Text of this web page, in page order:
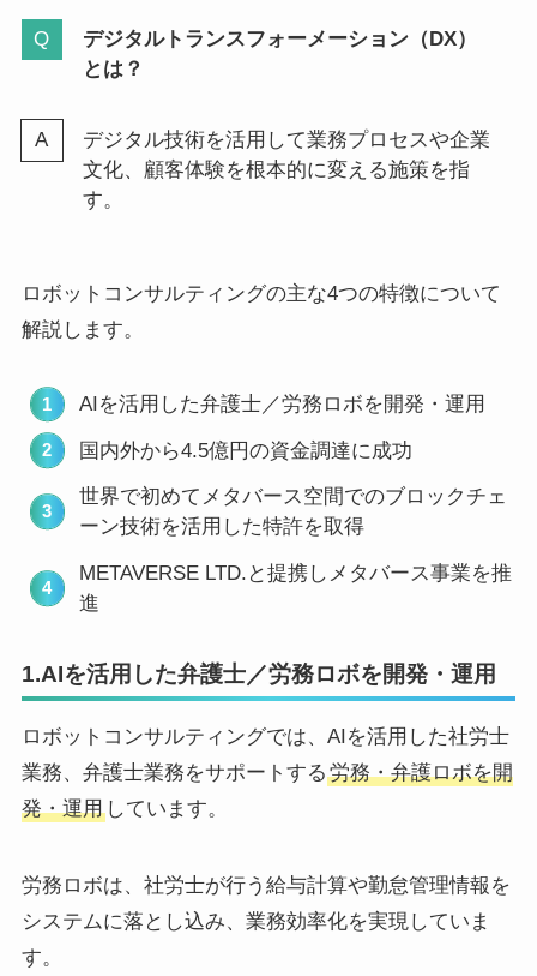
デジタルトランスフォーメーション（DX）
とは？
デジタル技術を活用して業務プロセスや企業
文化、顧客体験を根本的に変える施策を指
す。
ロボットコンサルティングの主な4つの特徴について
解説します。
AIを活用した弁護士／労務ロボを開発・運用
国内外から4.5億円の資金調達に成功
世界で初めてメタバース空間でのブロックチェ
ーン技術を活用した特許を取得
METAVERSE LTD.と提携しメタバース事業を推
進
1.AIを活用した弁護士／労務ロボを開発・運用
ロボットコンサルティングでは、AIを活用した社労士
業務、弁護士業務をサポートする 労務・弁護ロボを開
発・運用しています。
労務ロボは、社労士が行う給与計算や勤怠管理情報を
システムに落とし込み、業務効率化を実現していま
す。